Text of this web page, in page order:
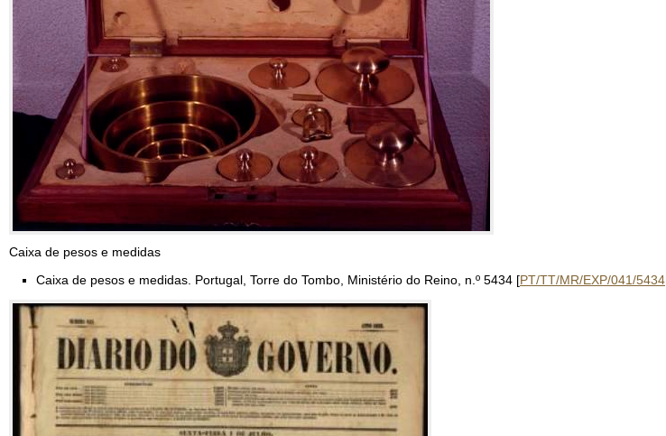
Caixa de pesos e medidas
Caixa de pesos e medidas. Portugal, Torre do Tombo, Ministério do Reino, n.º 5434 [PT/TT/MR/EXP/041/5434